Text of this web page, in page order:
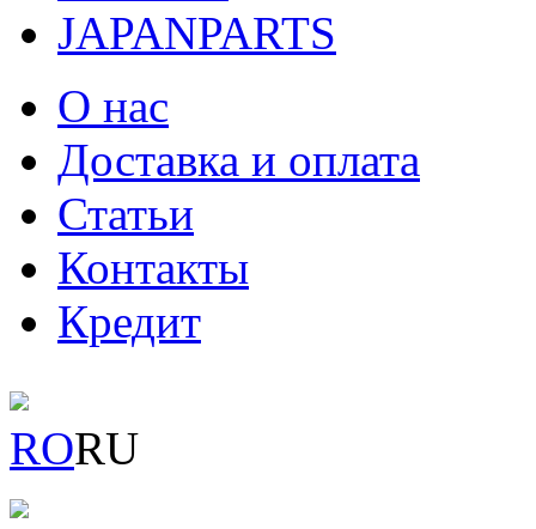
JAPANPARTS
О нас
Доставка и оплата
Статьи
Контакты
Кредит
RORU